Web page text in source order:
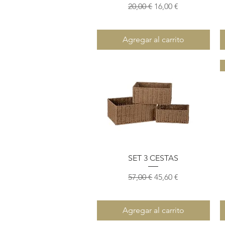
Precio
20,00 € Precio de oferta
16,00 €
Agregar al carrito
Vista rápida
SET 3 CESTAS
Precio
57,00 €Precio de oferta
45,60 €
Agregar al carrito